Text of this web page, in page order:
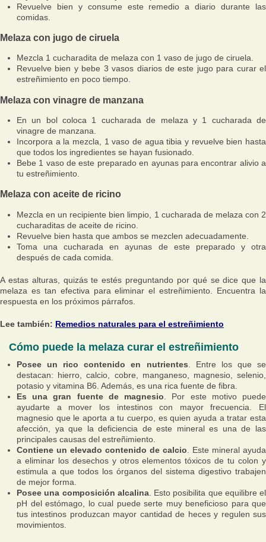
Revuelve bien y consume este remedio a diario durante las
comidas.
Melaza con jugo de ciruela
Mezcla 1 cucharadita de melaza con 1 vaso de jugo de ciruela.
Revuelve bien y bebe 3 vasos diarios de este jugo para curar el
estreñimiento en poco tiempo.
Melaza con vinagre de manzana
En un bol coloca 1 cucharada de melaza y 1 cucharada de
vinagre de manzana.
Incorpora a la mezcla, 1 vaso de agua tibia y revuelve bien hasta
que todos los ingredientes se hayan fusionado.
Bebe 1 vaso de este preparado en ayunas para encontrar alivio a
tu estreñimiento.
Melaza con aceite de ricino
Mezcla en un recipiente bien limpio, 1 cucharada de melaza con 2
cucharaditas de aceite de ricino.
Revuelve bien hasta que ambos se mezclen adecuadamente.
Toma una cucharada en ayunas de este preparado y otra
después de cada comida.
A estas alturas, quizás te estés preguntando por qué se dice que la
melaza es tan efectiva para eliminar el estreñimiento. Encuentra la
respuesta en los próximos párrafos.
Lee también: Remedios naturales para el estreñimiento
Cómo puede la melaza curar el estreñimiento
Posee un rico contenido en nutrientes . Entre los que se
destacan: hierro, calcio, cobre, manganeso, magnesio, selenio,
potasio y vitamina B6. Además, es una rica fuente de fibra.
Es una gran fuente de magnesio . Por este motivo puede
ayudarte a mover los intestinos con mayor frecuencia. El
magnesio que le aporta a tu cuerpo, es quien ayuda a tratar esta
afección, ya que la deficiencia de este mineral es una de las
principales causas del estreñimiento.
Contiene un elevado contenido de calcio . Este mineral ayuda
a eliminar los desechos y otros elementos tóxicos de tu colon y
estimula a que todos los órganos del sistema digestivo trabajen
de mejor forma.
Posee una composición alcalina. Esto posibilita que equilibre el
pH del estómago, lo cual puede serte muy beneficioso para que
tus intestinos produzcan mayor cantidad de heces y regulen sus
movimientos.